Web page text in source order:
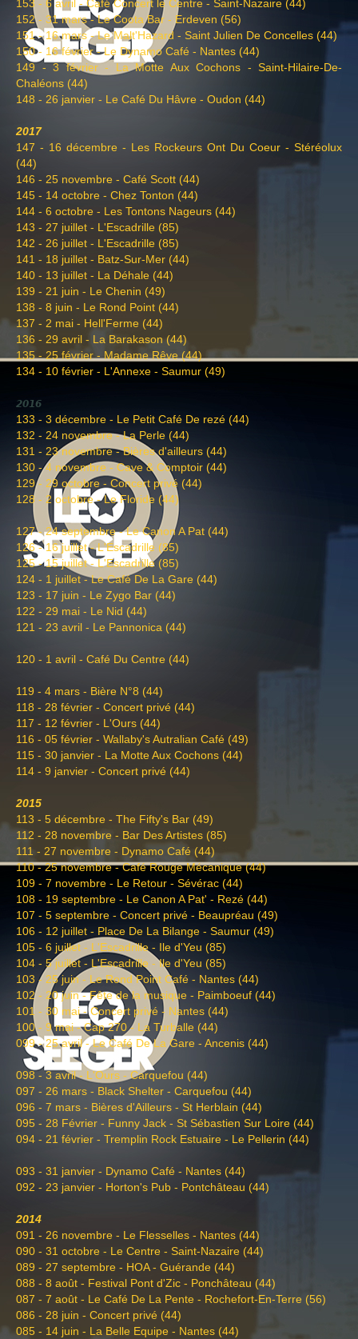
153 - 6 avril - Café Concert le Centre - Saint-Nazaire (44)
152 - 31 mars - Le Coota Bar - Erdeven (56)
151 - 16 mars - Le Malt'Hazard - Saint Julien De Concelles (44)
150 - 16 février - Le Dynamo Café - Nantes (44)
149 - 3 février - La Motte Aux Cochons - Saint-Hilaire-De-
Chaléons (44)
148 - 26 janvier - Le Café Du Hâvre - Oudon (44)
2017
147 - 16 décembre - Les Rockeurs Ont Du Coeur - Stéréolux
(44)
146 - 25 novembre - Café Scott (44)
145 - 14 octobre - Chez Tonton (44)
144 - 6 octobre - Les Tontons Nageurs (44)
143 - 27 juillet - L'Escadrille (85)
142 - 26 juillet - L'Escadrille (85)
141 - 18 juillet - Batz-Sur-Mer (44)
140 - 13 juillet - La Déhale (44)
139 - 21 juin - Le Chenin (49)
138 - 8 juin - Le Rond Point (44)
137 - 2 mai - Hell'Ferme (44)
136 - 29 avril - La Barakason (44)
135 - 25 février - Madame Rêve (44)
134 - 10 février - L'Annexe - Saumur (49)
2016
133 - 3 décembre - Le Petit Café De rezé (44)
132 - 24 novembre - La Perle (44)
131 - 23 novembre - Bières d'ailleurs (44)
130 - 4 novembre - Cave & Comptoir (44)
129 - 29 octobre - Concert privé (44)
128 - 2 octobre - Le Floride (44)
127 - 24 septembre - Le Canon A Pat (44)
126 - 16 juillet - L'Escadrille (85)
125 - 15 juillet - L'Escadrille (85)
124 - 1 juillet - Le Café De La Gare (44)
123 - 17 juin - Le Zygo Bar (44)
122 - 29 mai - Le Nid (44)
121 - 23 avril - Le Pannonica (44)
120 - 1 avril - Café Du Centre (44)
119 - 4 mars - Bière N°8 (44)
118 - 28 février - Concert privé (44)
117 - 12 février - L'Ours (44)
116 - 05 février - Wallaby's Autralian Café (49)
115 - 30 janvier - La Motte Aux Cochons (44)
114 - 9 janvier - Concert privé (44)
2015
113 - 5 décembre - The Fifty's Bar (49)
112 - 28 novembre - Bar Des Artistes (85)
111 - 27 novembre - Dynamo Café (44)
110 - 25 novembre - Café Rouge Mécanique (44)
109 - 7 novembre - Le Retour - Sévérac (44)
108 - 19 septembre - Le Canon A Pat' - Rezé (44)
107 - 5 septembre - Concert privé - Beaupréau (49)
106 - 12 juillet - Place De La Bilange - Saumur (49)
105 - 6 juillet - L'Escadrille - Ile d'Yeu (85)
104 - 5 juillet - L'Escadrille - Ile d'Yeu (85)
103 - 25 juin - Le Rond Point Café - Nantes (44)
102 - 20 juin - Fête de la musique - Paimboeuf (44)
101 - 30 mai - Concert privé - Nantes (44)
100 - 9 mai - Cap 270 - La Turballe (44)
099 - 25 avril - Le Café De La Gare - Ancenis (44)
098 - 3 avril - L'Ours - Carquefou (44)
097 - 26 mars - Black Shelter - Carquefou (44)
096 - 7 mars - Bières d'Ailleurs - St Herblain (44)
095 - 28 Février - Funny Jack - St Sébastien Sur Loire (44)
094 - 21 février - Tremplin Rock Estuaire - Le Pellerin (44)
093 - 31 janvier - Dynamo Café - Nantes (44)
092 - 23 janvier - Horton's Pub - Pontchâteau (44)
2014
091 - 26 novembre - Le Flesselles - Nantes (44)
090 - 31 octobre - Le Centre - Saint-Nazaire (44)
089 - 27 septembre - HOA - Guérande (44)
088 - 8 août - Festival Pont d'Zic - Ponchâteau (44)
087 - 7 août - Le Café De La Pente - Rochefort-En-Terre (56)
086 - 28 juin - Concert privé (44)
085 - 14 juin - La Belle Equipe - Nantes (44)